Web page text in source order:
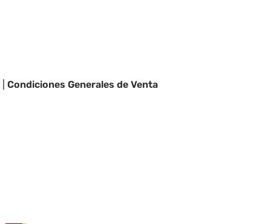
Condiciones Generales de Venta